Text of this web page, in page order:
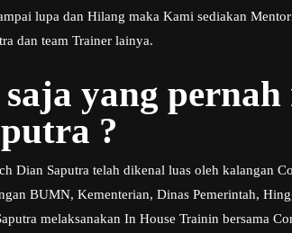
lupa dan Hilang maka Kami sediakan
dan team Trainer lainya.
yang pernah
?
Dian Saputra telah dikenal luas oleh kalangan
BUMN, Kementerian, Dinas Pemerintah,
melaksanakan In House Trainin bersama